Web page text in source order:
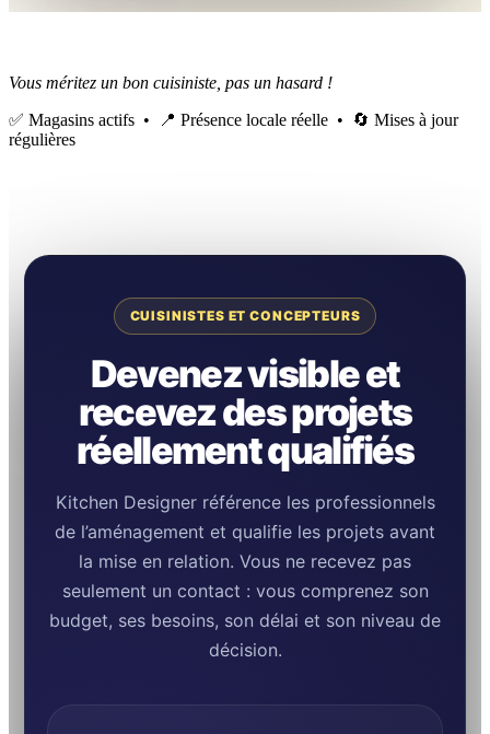
Vous méritez un bon cuisiniste, pas un hasard !
✅ Magasins actifs • 📍 Présence locale réelle • 🔄 Mises à jour
régulières
CUISINISTES ET CONCEPTEURS
Devenez visible et
recevez des projets
réellement qualifiés
Kitchen Designer référence les professionnels
de l’aménagement et qualifie les projets avant
la mise en relation. Vous ne recevez pas
seulement un contact : vous comprenez son
budget, ses besoins, son délai et son niveau de
décision.